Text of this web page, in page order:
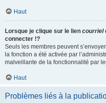
Haut
Lorsque je clique sur le lien courriel
connecter !?
Seuls les membres peuvent
la fonction a été activée par
malveillante de la fonctionnalité par
Haut
Problèmes liés à la